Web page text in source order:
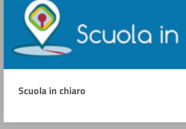
Scuola in chiaro